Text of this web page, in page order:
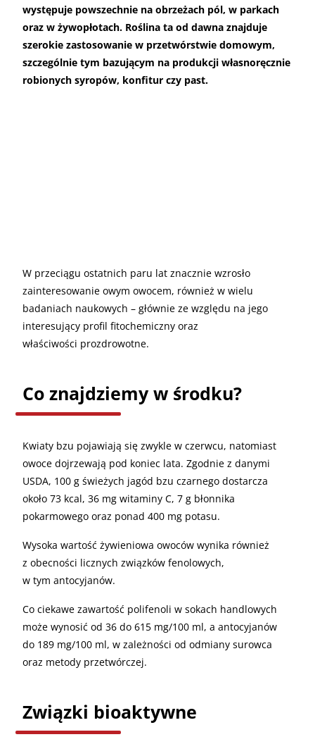
występuje powszechnie na obrzeżach pól, w parkach
oraz w żywopłotach. Roślina ta od dawna znajduje
szerokie zastosowanie w przetwórstwie domowym,
szczególnie tym bazującym na produkcji własnoręcznie
robionych syropów, konfitur czy past.
W przeciągu ostatnich paru lat znacznie wzrosło
zainteresowanie owym owocem, również w wielu
badaniach naukowych – głównie ze względu na jego
interesujący profil fitochemiczny oraz
właściwości prozdrowotne.
Co znajdziemy w środku?
Kwiaty bzu pojawiają się zwykle w czerwcu, natomiast
owoce dojrzewają pod koniec lata. Zgodnie z danymi
USDA, 100 g świeżych jagód bzu czarnego dostarcza
około 73 kcal, 36 mg witaminy C, 7 g błonnika
pokarmowego oraz ponad 400 mg potasu.
Wysoka wartość żywieniowa owoców wynika również
z obecności licznych związków fenolowych,
w tym antocyjanów.
Co ciekawe zawartość polifenoli w sokach handlowych
może wynosić od 36 do 615 mg/100 ml, a antocyjanów
do 189 mg/100 ml, w zależności od odmiany surowca
oraz metody przetwórczej.
Związki bioaktywne